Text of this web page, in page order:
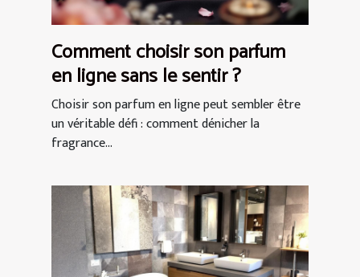
Comment choisir son parfum
en ligne sans le sentir ?
Choisir son parfum en ligne peut sembler être
un véritable défi : comment dénicher la
fragrance...